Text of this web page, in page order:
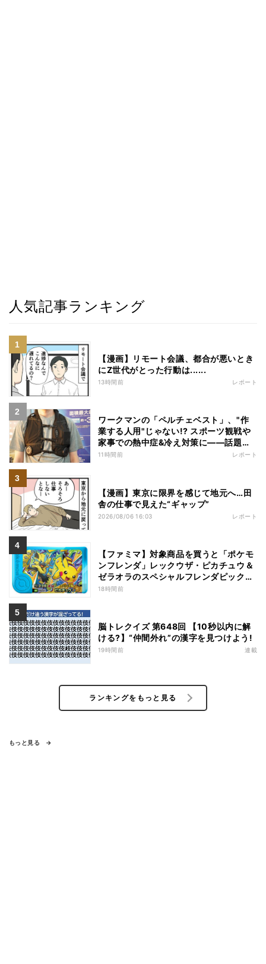
人気記事ランキング
【漫画】リモート会議、都合が悪いとき
にZ世代がとった行動は......
13時間前 レポート
ワークマンの「ペルチェベスト」、"作
業する人用"じゃない!? スポーツ観戦や
家事での熱中症&冷え対策に――話題の
商品を徹底検証
11時間前 レポート
【漫画】東京に限界を感じて地元へ…田
舎の仕事で見えた“ギャップ”
2026/08/06 16:03 レポート
【ファミマ】対象商品を買うと「ポケモ
ンフレンダ」レックウザ・ピカチュウ＆
ゼラオラのスペシャルフレンダピックが
もらえるキャンペーン
18時間前
脳トレクイズ 第648回 【10秒以内に解
ける?】“仲間外れ”の漢字を見つけよう!
19時間前 連載
ランキングをもっと見る
もっと見る